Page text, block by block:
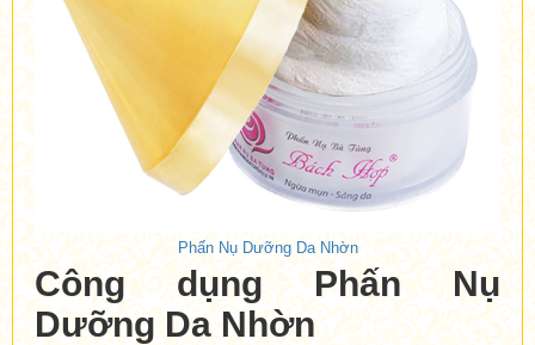
Phấn Nụ Dưỡng Da Nhờn
Công dụng Phấn Nụ
Dưỡng Da Nhờn